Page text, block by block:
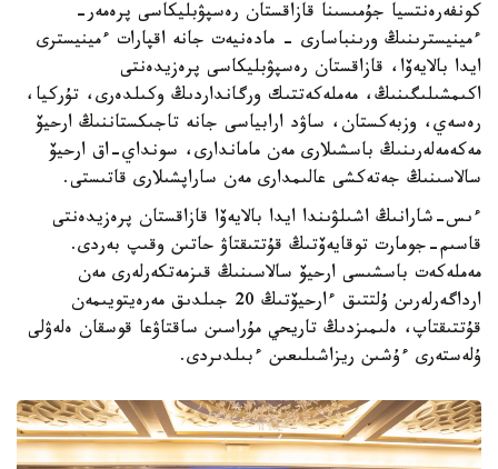
كونفەرەنتسيا جۇمىسىنا قازاقستان رەسپۋبليكاسى پرەمەر-
ءمينيسترىنىڭ ورىنباسارى - مادەنيەت جانە اقپارات ءمينيسترى
ايدا بالايەۆا، قازاقستان رەسپۋبليكاسى پرەزيدەنتى
اكىمشىلىگىنىڭ، مەملەكەتتىك ورگانداردىڭ وكىلدەرى، تۇركيا،
رەسەي، وزبەكستان، ساۋد ارابياسى جانە تاجىكستاننىڭ ارحيۆ
مەكەمەلەرىنىڭ باسشىلارى مەن ماماندارى، سونداي-اق ارحيۆ
سالاسىنىڭ جەتەكشى عالىمدارى مەن ساراپشىلارى قاتىستى.
ءىس-شارانىڭ اشىلۋىندا ايدا بالايەۆا قازاقستان پرەزيدەنتى
قاسىم-جومارت توقايەۆتىڭ قۇتتىقتاۋ حاتىن وقىپ بەردى.
مەملەكەت باسشىسى ارحيۆ سالاسىنىڭ قىزمەتكەرلەرى مەن
ارداگەرلەرىن ۇلتتىق ءارحيۆتىڭ 20 جىلدىق مەرەيتويىمەن
قۇتتىقتاپ، ەلىمىزدىڭ تاريحي مۇراسىن ساقتاۋعا قوسقان ەلەۋلى
ۇلەستەرى ءۇشىن ريزاشىلىعىن ءبىلدىردى.